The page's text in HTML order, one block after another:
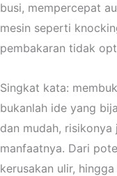
busi, mempercepat
mesin seperti
pembakaran tidak
Singkat kata:
bukanlah ide yang
dan mudah,
manfaatnya. Dari
kerusakan ulir,